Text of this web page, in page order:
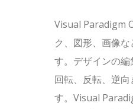
Visual Paradigm
ク、図形、画像
す。デザインの
回転、反転、逆
す。Visual